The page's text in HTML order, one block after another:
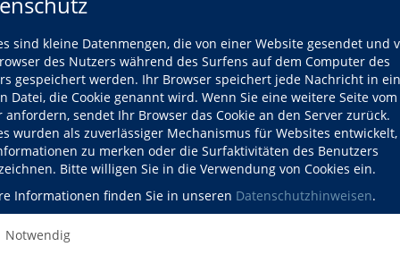
sind kleine Datenmengen, die von einer Website gesendet und
des Nutzers während des Surfens auf dem Computer des
gespeichert werden. Ihr Browser speichert jede Nachricht in
Datei, die Cookie genannt wird. Wenn Sie eine weitere Seite vom
anfordern, sendet Ihr Browser das Cookie an den Server zurück.
wurden als zuverlässiger Mechanismus für Websites
zu merken oder die Surfaktivitäten des Benutzers
Bitte willigen Sie in die Verwendung von Cookies ein.
Informationen finden Sie in unseren Datenschutzhinweisen.
Notwendig
Gebühr 393,00 EUR
zzgl. Kosten
Kurs, zzgl.
Kursdetails drucken
Kurs weiterempfehlen
Facebook E-Mail
persönlichen Bildungserfolg
abgeschlossenen
einbringen.
finden Sie auf der
kursuebersicht.html).
Xpert Business LernNetz und
ermöglicht es,
aus dem gesamten
Ort für ein Online-Angebot
Übungsseminare und
Die Teilnahme an einem
Computer aus mit